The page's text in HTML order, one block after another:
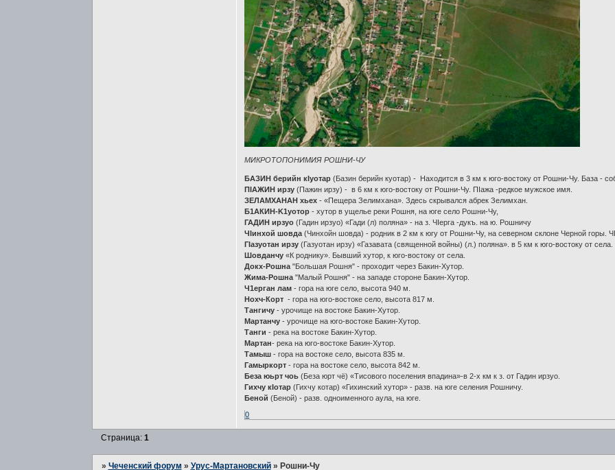
МИКРОТОПОНИМИЯ РОШНИ-ЧУ
БАЗИН берийн кIуотар(Базин берийн куотар) - Находится в 3 км к юго-востоку от Рошни-Чу. База -
ПIАЖИН ирзу (Пажин ирзу) - в 6 км к юго-востоку от Рошни-Чу. ПIажа -редкое мужское имя.
ЗЕЛАМХАНАН хьех- «Пещера Зелимхана». Здесь скрывался абрек Зелимхан.
Б1АКИН-K1уoтор - хутор в ущелье реки Рошня, на юге село Рошни-Чу,
ГАДИН ирзуо(Гадин ирзуо) «Гади (л) поляна» - на з. ЧIерга -дукъ. на ю. Рошничу
ЧIинхой шовда (Чинхойн шовда) - родник в 2 км к югу от Рошни-Чу, на северном склоне Черной горы.
ГIазуотан ирзу (Газуотан ирзу) «Газавата (священной войны) (л.) поляна». в 5 км к юго-востоку от села.
Шовданчу «К роднику». Бывший хутор, к юго-востоку от села.
Докх-Рошна "Большая Рошня" - проходит через Бакин-Хутор.
Жима-Рошна "Малый Рошня" - на западе стороне Бакин-Хутор.
Ч1ерган лам- гора на юге село, высота 940 м.
Нохч-Корт - гора на юго-востоке село, высота 817 м.
Тангичу - урочище на востоке Бакин-Хутор.
Мартанчу - урочище на юго-востоке Бакин-Хутор.
Танги - река на востоке Бакин-Хутор.
Мартан- река на юго-востоке Бакин-Хутор.
Тамыш - гора на востоке село, высота 835 м.
Гамыркорт - гора на востоке село, высота 842 м.
Беза юьрт чоь (Беза юрт чё) «Тисового поселения впадина»-в 2-х км к з. от Гадин ирзуо.
Гихчу кIотар (Гихчу котар) «Гихинский хутор» - разв. на юге селения Рошничу.
Беной (Беной) - разв. одноименного аула, на юге.
0
Страница: 1
» Чеченский форум » Урус-Мартановский » Рошни-Чу